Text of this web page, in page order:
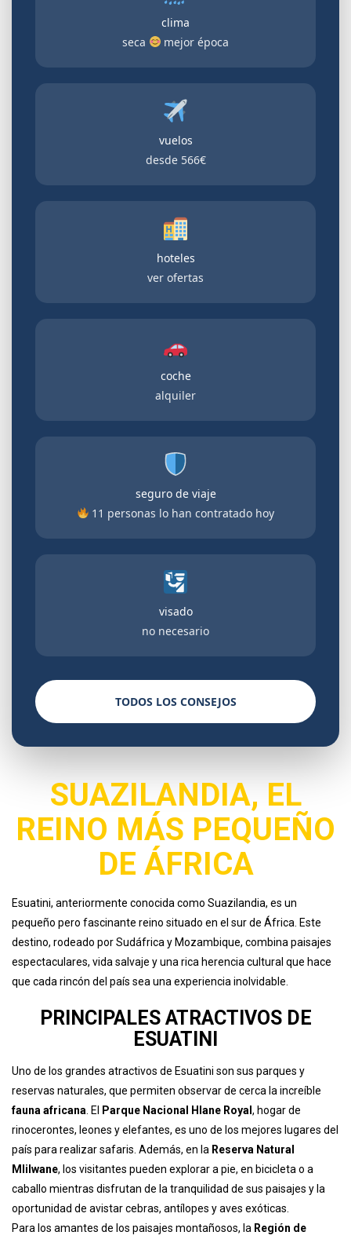
clima
seca
mejor época
vuelos
desde 566€
hoteles
ver ofertas
coche
alquiler
seguro de viaje
11 personas lo han contratado hoy
visado
no necesario
TODOS LOS CONSEJOS
SUAZILANDIA, EL
REINO MÁS PEQUEÑO
DE ÁFRICA
Esuatini, anteriormente conocida como Suazilandia, es un
pequeño pero fascinante reino situado en el sur de África. Este
destino, rodeado por Sudáfrica y Mozambique, combina paisajes
espectaculares, vida salvaje y una rica herencia cultural que hace
que cada rincón del país sea una experiencia inolvidable.
PRINCIPALES ATRACTIVOS DE
ESUATINI
Uno de los grandes atractivos de Esuatini son sus parques y
reservas naturales, que permiten observar de cerca la increíble
fauna africana . El Parque Nacional Hlane Royal , hogar de
rinocerontes, leones y elefantes, es uno de los mejores lugares del
país para realizar safaris. Además, en la Reserva Natural
Mlilwane, los visitantes pueden explorar a pie, en bicicleta o a
caballo mientras disfrutan de la tranquilidad de sus paisajes y la
oportunidad de avistar cebras, antílopes y aves exóticas.
Para los amantes de los paisajes montañosos, la Región de